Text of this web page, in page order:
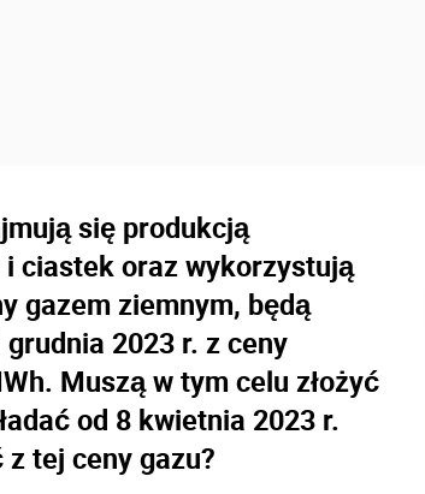
się produkcją
ciastek oraz wykorzystują
gazem ziemnym, będą
2023 r. z ceny
Muszą w tym celu złożyć
od 8 kwietnia 2023 r.
tej ceny gazu?